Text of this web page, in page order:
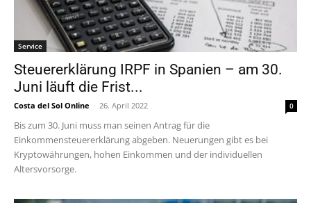
Service
Steuererklärung IRPF in Spanien – am 30.
Juni läuft die Frist...
Costa del Sol Online - 26. April 2022 0
Bis zum 30. Juni muss man seinen Antrag für die
Einkommensteuererklärung abgeben. Neuerungen gibt es bei
Kryptowährungen, hohen Einkommen und der individuellen
Altersvorsorge.